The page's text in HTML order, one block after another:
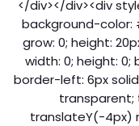
</div></div><div
background-color:
grow: 0; height:
width: 0; height:
border-left: 6px
transparent;
translateY(-4px)